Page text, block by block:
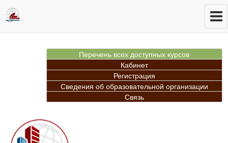
Перечень всех доступных курсов
Кабинет
Регистрация
Сведения об образовательной организации
Связь